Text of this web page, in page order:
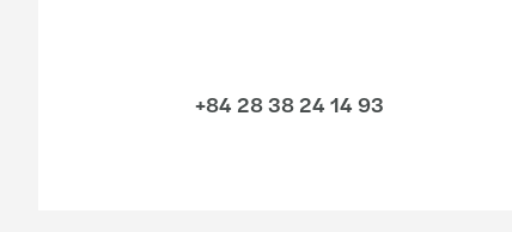
+84 28 38 24 14 93